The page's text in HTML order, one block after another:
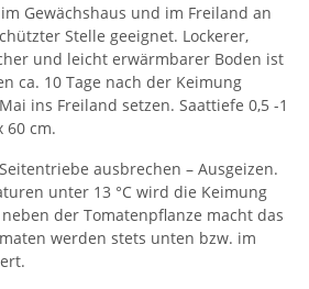
Gewächshaus und im Freiland an
Stelle geeignet. Lockerer,
und leicht erwärmbarer Boden ist
ca. 10 Tage nach der Keimung
ins Freiland setzen. Saattiefe 0,5 -1
60 cm.
ausbrechen – Ausgeizen.
unter 13 °C wird die Keimung
der Tomatenpflanze macht das
werden stets unten bzw. im